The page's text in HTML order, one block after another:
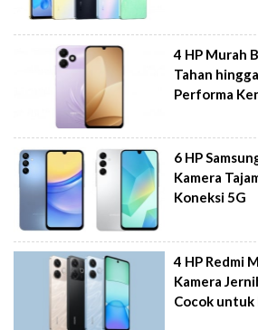
4 HP Murah
Tahan
Performa
6 HP
Kamera
Koneksi 5G
4 HP Redmi
Kamera
Cocok